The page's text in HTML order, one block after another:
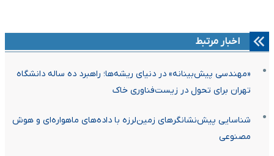
اخبار مرتبط
«مهندسی پیش‌بینانه» در دنیای ریشه‌ها؛ راهبرد ده ساله دانشگاه
تهران برای تحول در زیست‌فناوری خاک
شناسایی پیش‌نشانگرهای زمین‌لرزه با داده‌های ماهواره‌ای و هوش
مصنوعی